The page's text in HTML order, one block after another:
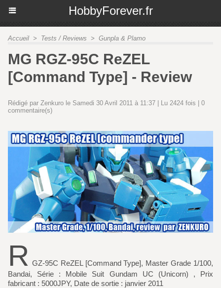
HobbyForever.fr
Accueil > Tests / Reviews > Gunpla & Plamo
MG RGZ-95C ReZEL
[Command Type] - Review
Rédigé par Zenkuro le Samedi 30 Avril 2011 à 11:37 | Lu 2424 fois | 0
commentaire(s)
R GZ-95C ReZEL [Command Type], Master Grade 1/100,
Bandai, Série : Mobile Suit Gundam UC (Unicorn) , Prix
fabricant : 5000JPY, Date de sortie : janvier 2011